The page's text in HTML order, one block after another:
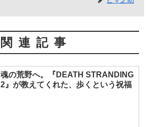
関連記事
魂の荒野へ。『DEATH STRANDING
2』が教えてくれた、歩くという祝福